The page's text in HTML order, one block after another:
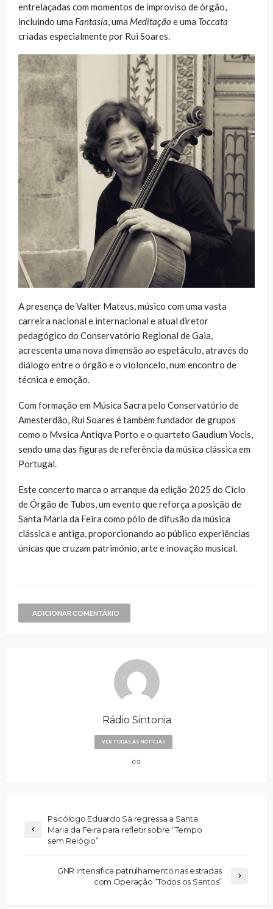
entrelaçadas com momentos de improviso de órgão,
incluindo uma Fantasia, uma Meditação e uma Toccata
criadas especialmente por Rui Soares.
A presença de Valter Mateus, músico com uma vasta
carreira nacional e internacional e atual diretor
pedagógico do Conservatório Regional de Gaia,
acrescenta uma nova dimensão ao espetáculo, através do
diálogo entre o órgão e o violoncelo, num encontro de
técnica e emoção.
Com formação em Música Sacra pelo Conservatório de
Amesterdão, Rui Soares é também fundador de grupos
como o Mvsica Antiqva Porto e o quarteto Gaudium Vocis,
sendo uma das figuras de referência da música clássica em
Portugal.
Este concerto marca o arranque da edição 2025 do Ciclo
de Órgão de Tubos, um evento que reforça a posição de
Santa Maria da Feira como pólo de difusão da música
clássica e antiga, proporcionando ao público experiências
únicas que cruzam património, arte e inovação musical.
ADICIONAR COMENTÁRIO
Rádio Sintonia
VER TODAS AS NOTÍCIAS
Psicólogo Eduardo Sá regressa a Santa
Maria da Feira para refletir sobre “Tempo
sem Relógio”
GNR intensifica patrulhamento nas estradas
com Operação “Todos os Santos”